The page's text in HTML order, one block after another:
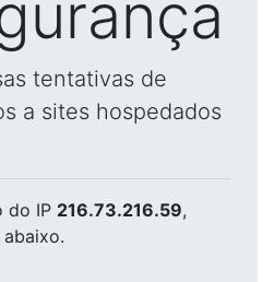
tentativas de
a sites hospedados
do IP 216.73.216.59,